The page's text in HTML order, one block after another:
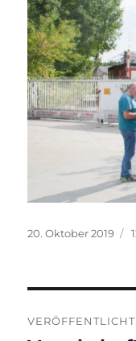
Veröffentlicht
20. Oktober 2019